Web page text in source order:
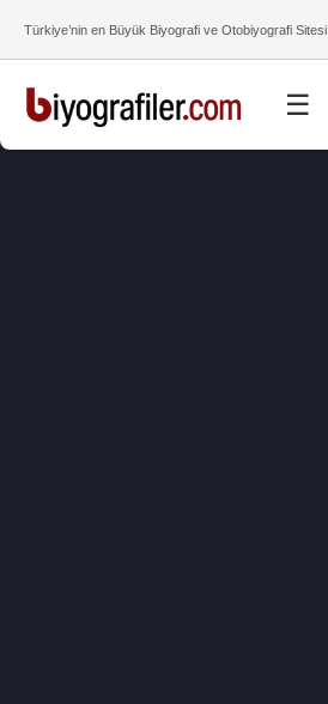
Türkiye’nin en Büyük Biyografi ve Otobiyografi Sitesi
☰